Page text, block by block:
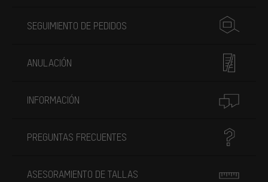
SEGUIMIENTO DE PEDIDOS
ANULACIÓN
INFORMACIÓN
PREGUNTAS FRECUENTES
ASESORAMIENTO DE TALLAS